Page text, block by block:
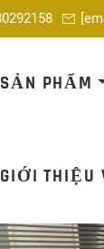
SẢN PHẨM
GIỚI THIỆU